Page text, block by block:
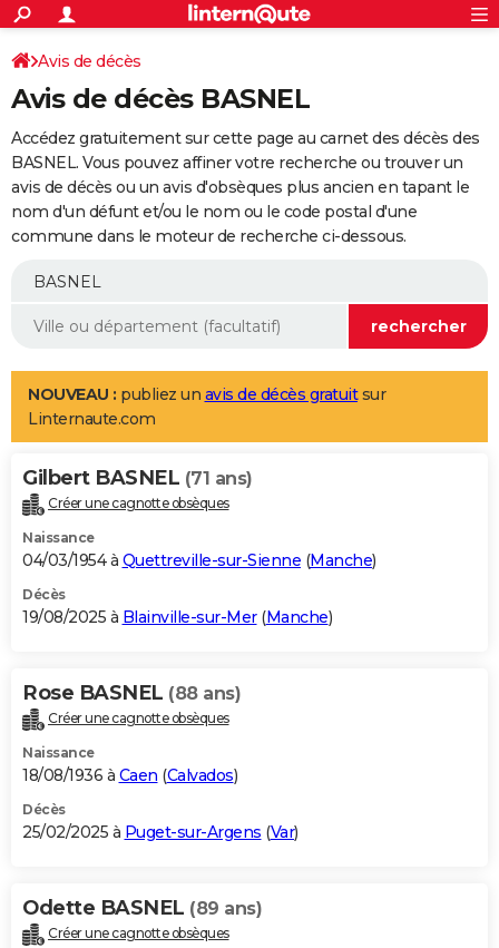
ACTUALITÉS
Politique
Société
Faits Divers
Education
Monde
Villes
+
SPORT
Coupe du monde 2026
Football
Tennis
Cyclisme
Rugby
Forum
Programme TV
TNT
Streaming
Cinéma
Sorties cinéma
Musique
+
FINANCE
Retraite
Epargne
Immobilier
Risques naturels par ville
Banque
Assurance
AUTO
Essais
Réserver un essai
Citadines
Berlines
SUV
Forum auto
+
Mobiles
Meilleur smartphone
Internet
Ordinateurs
Jeux vidéo
Guide high-tech
Aménagement intérieur
LIFESTYLE
Art de vivre
Bien-être
Loisirs
Mode
Modes de vie
Alimentation
Guide de la santé
Maladies
Médicaments
Sommeil
VOYAGE
Destinations
City break
Voyage nature
Voyage de noces
Forum
Climat
+PHOTO
GUIDES D'ACHAT
BONS PLANS
Carte de Noël
Carte Bonne année
Carte Saint-Valentin
Carte Pâques
Carte d'anniversaire
DICTIONNAIRE
Dictionnaire
Biographies
Citations
Expressions
Proverbes
PROGRAMME TV
S'inscrire
Se connecter
Lycées
Collèges
Primaires
Universités
Entreprises
Service militaire
Avis de recherche
AVIS DE DÉCÈS
Bricolage
Lifestyle
Culture
Sport
Auto
Television
Voyage
Cinema
Avis de décès
Avis de décès BASNEL
Accédez gratuitement sur cette page au carnet des décès des
BASNEL. Vous pouvez affiner votre recherche ou trouver un
avis de décès ou un avis d'obsèques plus ancien en tapant le
nom d'un défunt et/ou le nom ou le code postal d'une
commune dans le moteur de recherche ci-dessous.
NOUVEAU : publiez un avis de décès gratuitsur
Linternaute.com
Gilbert BASNEL (71 ans)
Créer une cagnotte obsèques
Naissance
04/03/1954 à Quettreville-sur-Sienne (Manche)
Décès
19/08/2025 à Blainville-sur-Mer(Manche)
Rose BASNEL (88 ans)
Créer une cagnotte obsèques
Naissance
18/08/1936 à Caen (Calvados)
Décès
25/02/2025 à Puget-sur-Argens (Var)
Odette BASNEL (89 ans)
Créer une cagnotte obsèques